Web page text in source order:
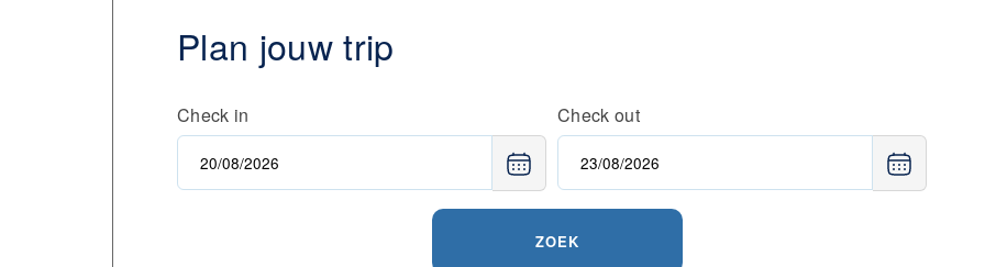
Plan jouw trip
Check in Check out
ZOEK